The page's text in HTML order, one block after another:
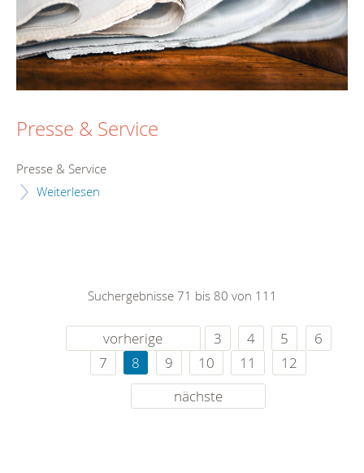
Presse & Service
Presse & Service
Weiterlesen
Suchergebnisse 71 bis 80 von 111
vorherige 3 4 5
6
7
8 9 10 11
12
nächste